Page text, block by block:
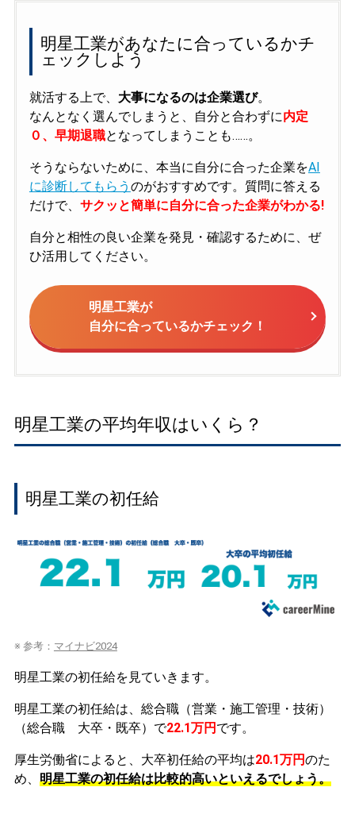
明星工業があなたに合っているかチ
ェックしよう
就活する上で、 大事になるのは企業選び。
なんとなく選んでしまうと、自分と合わずに内定
０、早期退職となってしまうことも……。
そうならないために、本当に自分に合った企業をAI
に診断してもらう のがおすすめです。質問に答える
だけで、 サクッと簡単に自分に合った企業がわかる!
自分と相性の良い企業を発見・確認するために、ぜ
ひ活用してください。
明星工業が
自分に合っているかチェック！
明星工業の平均年収はいくら？
明星工業の初任給
※ 参考： マイナビ2024
明星工業の初任給を見ていきます。
明星工業の初任給は、総合職（営業・施工管理・技術）
（総合職 大卒・既卒）で22.1万円 です。
厚生労働省によると、大卒初任給の平均は20.1万円のた
め、 明星工業の初任給は比較的高いといえるでしょう。